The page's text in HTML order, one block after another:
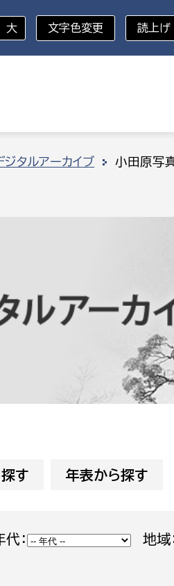
防災・ハザード
分野を選択
防災・安
福祉・健
環境・エ
文化・生
デジタル推進課
大 文字色変更 読上げ
タルアーカイブ 小田原写
す 年表から探す
代： 地域